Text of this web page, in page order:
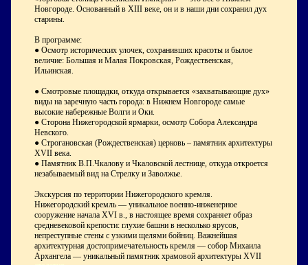
Новгороде. Основанный в XIII веке, он и в наши дни сохранил дух
старины.
В программе:
● Осмотр исторических улочек, сохранивших красоты и былое
величие: Большая и Малая Покровская, Рождественская,
Ильинская.
● Смотровые площадки, откуда открывается «захватывающие дух»
виды на заречную часть города: в Нижнем Новгороде самые
высокие набережные Волги и Оки.
● Сторона Нижегородской ярмарки, осмотр Cобора Александра
Невского.
● Строгановская (Рождественская) церковь – памятник архитектуры
XVII века.
● Памятник В.П.Чкалову и Чкаловской лестнице, откуда откроется
незабываемый вид на Стрелку и Заволжье.
Экскурсия по территории Нижегородского кремля.
Нижегородский кремль — уникальное военно-инженерное
сооружение начала XVI в., в настоящее время сохраняет образ
средневековой крепости: глухие башни в несколько ярусов,
непреступные стены с узкими щелями бойниц. Важнейшая
архитектурная достопримечательность кремля — собор Михаила
Архангела — уникальный памятник храмовой архитектуры XVII